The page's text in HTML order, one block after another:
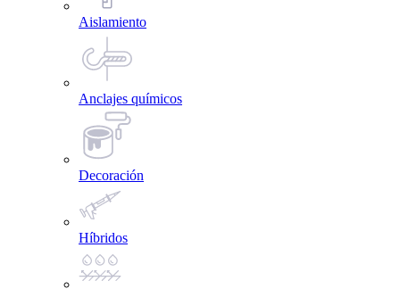
Aislamiento
Anclajes químicos
Decoración
Híbridos